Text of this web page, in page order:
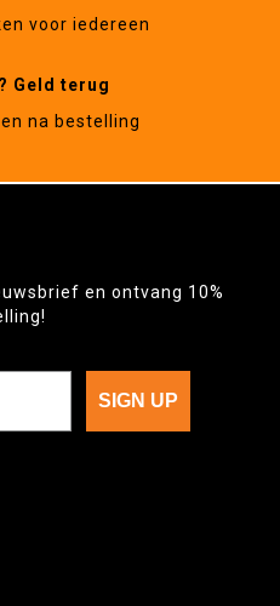
voor iedereen
Geld terug
na bestelling
en ontvang 10%
SIGN UP